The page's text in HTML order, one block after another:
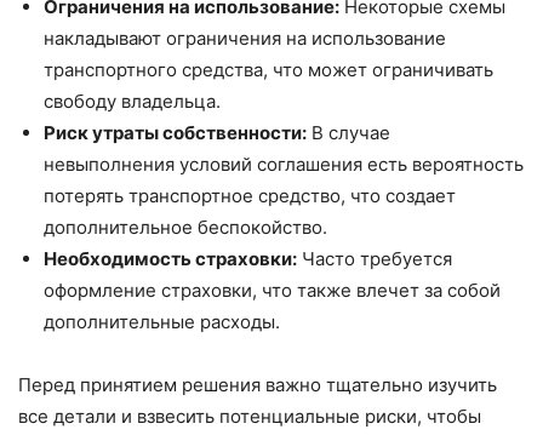
Ограничения на использование: Некоторые схемы
накладывают ограничения на использование
транспортного средства, что может ограничивать
свободу владельца.
Риск утраты собственности: В случае
невыполнения условий соглашения есть вероятность
потерять транспортное средство, что создает
дополнительное беспокойство.
Необходимость страховки: Часто требуется
оформление страховки, что также влечет за собой
дополнительные расходы.
Перед принятием решения важно тщательно изучить
все детали и взвесить потенциальные риски, чтобы